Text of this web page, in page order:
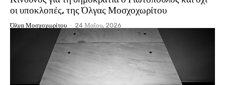
οι υποκλοπές, της Όλγας Μοσχοχωρίτου
Όλγα Μοσχοχωρίτου - 24 Μαΐου, 2026